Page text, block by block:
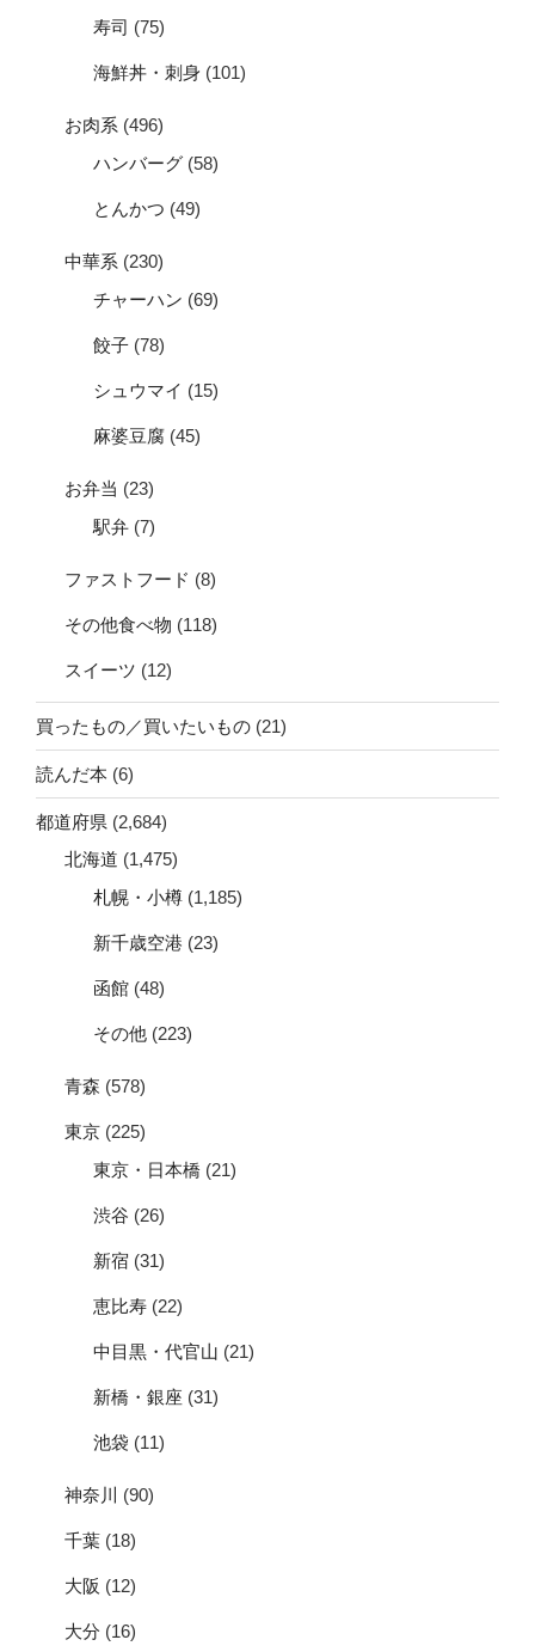
寿司 (75)
海鮮丼・刺身 (101)
お肉系 (496)
ハンバーグ (58)
とんかつ (49)
中華系 (230)
チャーハン (69)
餃子 (78)
シュウマイ (15)
麻婆豆腐 (45)
お弁当 (23)
駅弁 (7)
ファストフード (8)
その他食べ物 (118)
スイーツ (12)
買ったもの／買いたいもの (21)
読んだ本 (6)
都道府県 (2,684)
北海道 (1,475)
札幌・小樽 (1,185)
新千歳空港 (23)
函館 (48)
その他 (223)
青森 (578)
東京 (225)
東京・日本橋 (21)
渋谷 (26)
新宿 (31)
恵比寿 (22)
中目黒・代官山 (21)
新橋・銀座 (31)
池袋 (11)
神奈川 (90)
千葉 (18)
大阪 (12)
大分 (16)